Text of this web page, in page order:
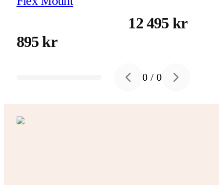
895 kr
12 495 kr
Previous slide
0 /0 Next slide